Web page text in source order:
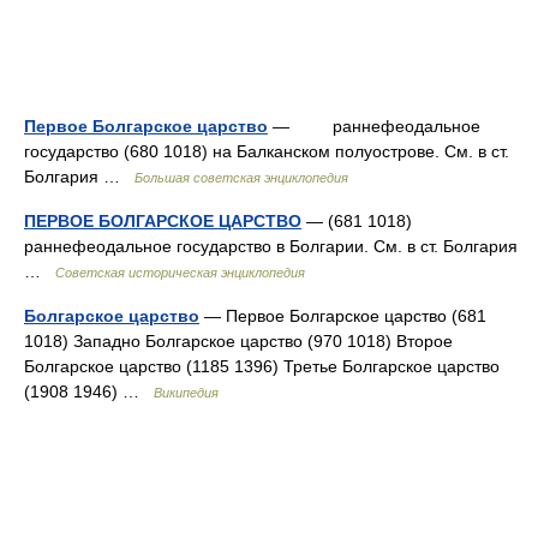
Первое Болгарское царство — раннефеодальное
государство (680 1018) на Балканском полуострове. См. в ст.
Болгария …
Большая советская энциклопедия
ПЕРВОЕ БОЛГАРСКОЕ ЦАРСТВО — (681 1018)
раннефеодальное государство в Болгарии. См. в ст. Болгария
…
Советская историческая энциклопедия
Болгарское царство — Первое Болгарское царство (681
1018) Западно Болгарское царство (970 1018) Второе
Болгарское царство (1185 1396) Третье Болгарское царство
(1908 1946) …
Википедия